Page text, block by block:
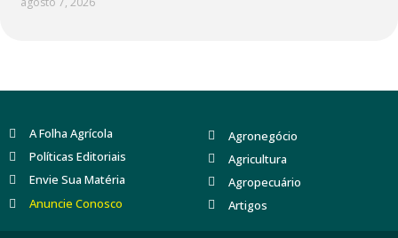
A Folha Agrícola
Políticas Editoriais
Envie Sua Matéria
Anuncie Conosco
Agronegócio
Agricultura
Agropecuário
Artigos